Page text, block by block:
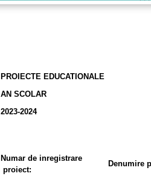
PROIECTE EDUCATIONALE
AN SCOLAR
2023-2024
Numar de inregistrare
proiect:
Denumire